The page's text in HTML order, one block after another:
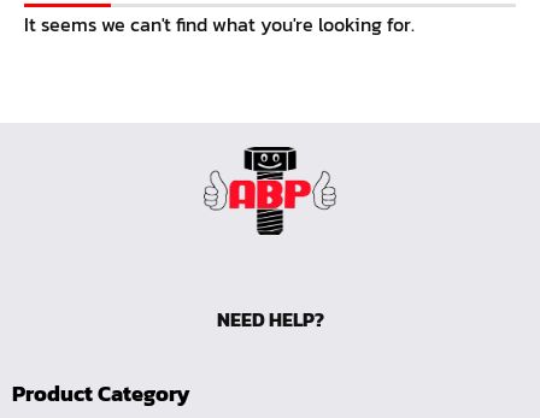
หน้าแปลนเชื่อม SUS304 JEF PN25 RF
หน้าแปลนเชื่อม SUS304 JEF 10K FF
หน้าแปลนเชื่อม SUS304 JEF 5K FF
หน้าแปลนเหล็กเกลียวใน JEF PN40
หน้าแปลนเหล็กเกลียวใน JEF 10K TR
It seems we can't find what you're looking for.
NEED HELP?
Product Category